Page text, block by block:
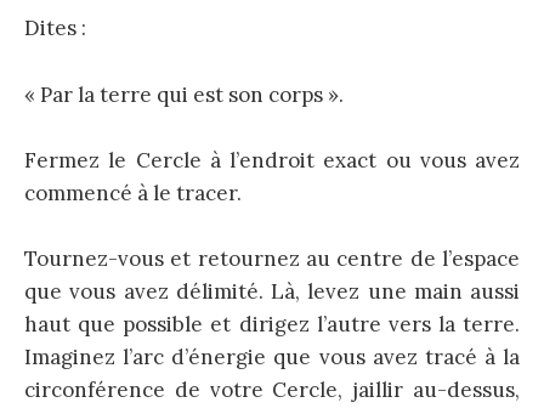
Dites :
« Par la terre qui est son corps ».
Fermez le Cercle à l’endroit exact ou vous avez
commencé à le tracer.
Tournez-vous et retournez au centre de l’espace
que vous avez délimité. Là, levez une main aussi
haut que possible et dirigez l’autre vers la terre.
Imaginez l’arc d’énergie que vous avez tracé à la
circonférence de votre Cercle, jaillir au-dessus,